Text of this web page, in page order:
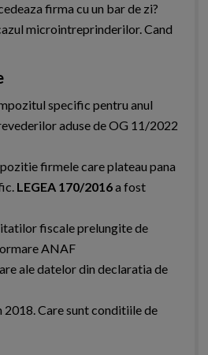
firma cu un bar de zi?
microintreprinderilor. Cand
specific pentru anul
aduse de OG 11/2022
firmele care plateau pana
LEGEA 170/2016a fost
fiscale prelungite de
ANAF
ale datelor din declaratia de
Care sunt conditiile de